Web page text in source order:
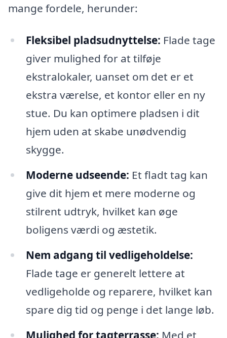
mange fordele, herunder:
Fleksibel pladsudnyttelse: Flade tage
giver mulighed for at tilføje
ekstralokaler, uanset om det er et
ekstra værelse, et kontor eller en ny
stue. Du kan optimere pladsen i dit
hjem uden at skabe unødvendig
skygge.
Moderne udseende: Et fladt tag kan
give dit hjem et mere moderne og
stilrent udtryk, hvilket kan øge
boligens værdi og æstetik.
Nem adgang til vedligeholdelse:
Flade tage er generelt lettere at
vedligeholde og reparere, hvilket kan
spare dig tid og penge i det lange løb.
Mulighed for tagterrasse: Med et